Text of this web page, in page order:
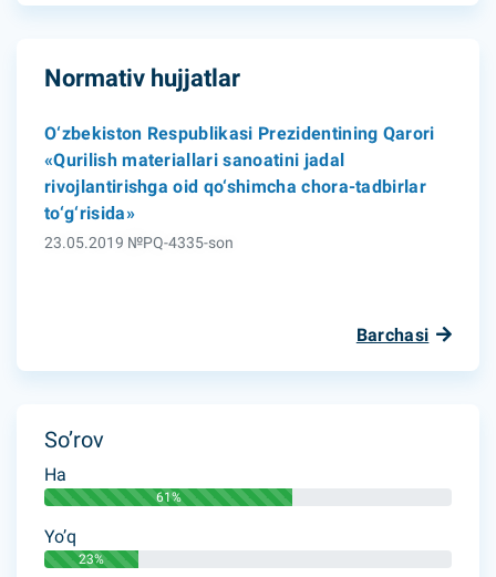
Normativ hujjatlar
O‘zbekiston Respublikasi Prezidentining Qarori
«Qurilish materiallari sanoatini jadal
rivojlantirishga oid qo‘shimcha chora-tadbirlar
to‘g‘risida»
23.05.2019 №PQ-4335-son
Barchasi
So’rov
Ha
61%
Yo’q
23%